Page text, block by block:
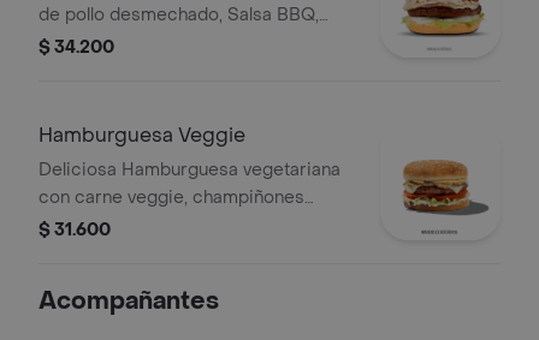
de pollo desmechado, Salsa BBQ,
tocineta, tomate, cebolla y queso
$ 34.200
Hamburguesa Veggie
Deliciosa Hamburguesa vegetariana
con carne veggie, champiñones
frescos, Queso Mozzarella y Salsa de
$ 31.600
Acompañantes